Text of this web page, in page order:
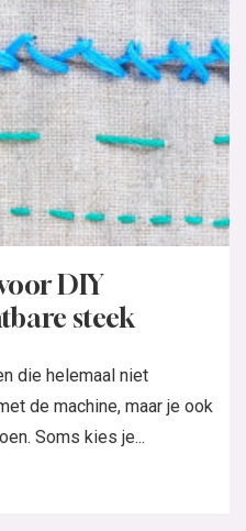
DIY
steek
die helemaal niet
de machine, maar je ook
Soms kies je...